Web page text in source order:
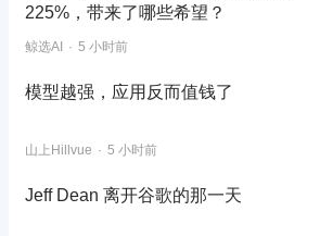
225%，带来了哪些希望？
鲸选AI 5 小时前
模型越强，应用反而值钱了
山上Hillvue 5 小时前
Jeff Dean 离开谷歌的那一天